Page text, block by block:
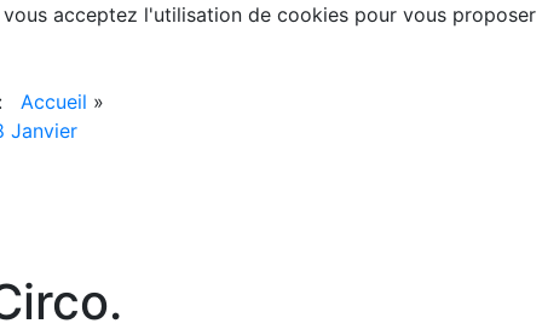
acceptez l'utilisation de cookies pour vous
Accueil »
Janvier